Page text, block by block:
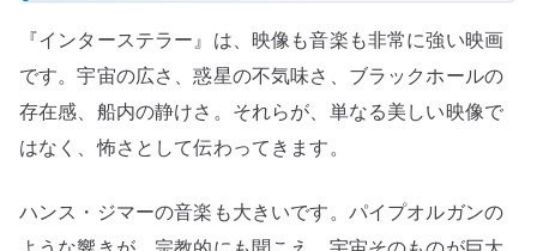
『インターステラー』は、映像も音楽も非常に強い映画
です。宇宙の広さ、惑星の不気味さ、ブラックホールの
存在感、船内の静けさ。それらが、単なる美しい映像で
はなく、怖さとして伝わってきます。
ハンス・ジマーの音楽も大きいです。パイプオルガンの